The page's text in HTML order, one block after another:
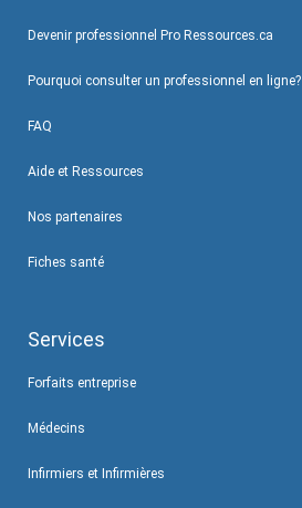
Devenir professionnel Pro Ressources.ca
Pourquoi consulter un professionnel en ligne?
FAQ
Aide et Ressources
Nos partenaires
Fiches santé
Services
Forfaits entreprise
Médecins
Infirmiers et Infirmières